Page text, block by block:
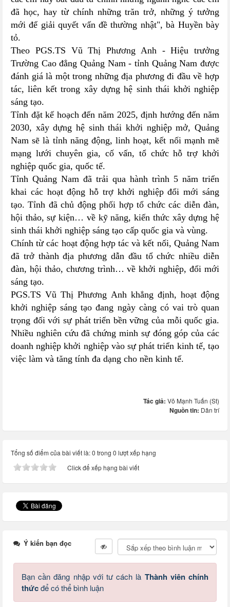
đã học, hay từ chính những trăn trở, những ý tưởng
mới để giải quyết vấn đề thường nhật", bà Huyền bày
tỏ.
Theo PGS.TS Vũ Thị Phương Anh - Hiệu trưởng
Trường Cao đẳng Quảng Nam - tỉnh Quảng Nam được
đánh giá là một trong những địa phương đi đầu về hợp
tác, liên kết trong xây dựng hệ sinh thái khởi nghiệp
sáng tạo.
Tỉnh đặt kế hoạch đến năm 2025, định hướng đến năm
2030, xây dựng hệ sinh thái khởi nghiệp mở, Quảng
Nam sẽ là tỉnh năng động, linh hoạt, kết nối mạnh mẽ
mạng lưới chuyên gia, cố vấn, tổ chức hỗ trợ khởi
nghiệp quốc gia, quốc tế.
Tỉnh Quảng Nam đã trải qua hành trình 5 năm triển
khai các hoạt động hỗ trợ khởi nghiệp đổi mới sáng
tạo. Tỉnh đã chủ động phối hợp tổ chức các diễn đàn,
hội thảo, sự kiện… về kỹ năng, kiến thức xây dựng hệ
sinh thái khởi nghiệp sáng tạo cấp quốc gia và vùng.
Chính từ các hoạt động hợp tác và kết nối, Quảng Nam
đã trở thành địa phương dẫn đầu tổ chức nhiều diễn
đàn, hội thảo, chương trình… về khởi nghiệp, đổi mới
sáng tạo.
PGS.TS Vũ Thị Phương Anh khẳng định, hoạt động
khởi nghiệp sáng tạo đang ngày càng có vai trò quan
trọng đối với sự phát triển bền vững của mỗi quốc gia.
Nhiều nghiên cứu đã chứng minh sự đóng góp của các
doanh nghiệp khởi nghiệp vào sự phát triển kinh tế, tạo
việc làm và tăng tính đa dạng cho nền kinh tế.
Tác giả: Võ Mạnh Tuấn (St)
Nguồn tin: Dân trí
Tổng số điểm của bài viết là: 0 trong 0 lượt xếp hạng
Click để xếp hạng bài viết
Ý kiến bạn đọc
Bạn cần đăng nhập với tư cách là Thành viên chính
thứcđể có thể bình luận